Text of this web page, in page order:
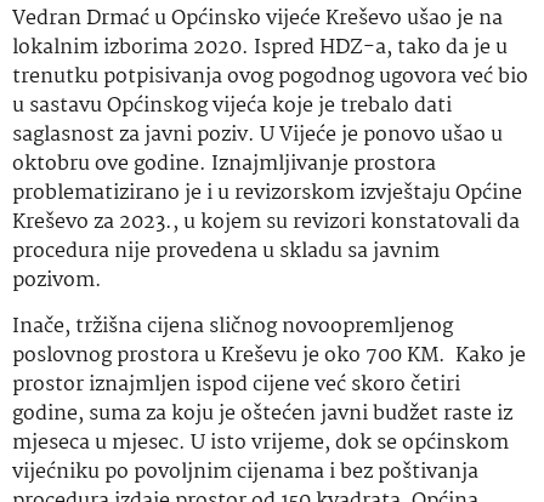
Vedran Drmać u Općinsko vijeće Kreševo ušao je na
lokalnim izborima 2020. Ispred HDZ-a, tako da je u
trenutku potpisivanja ovog pogodnog ugovora već bio
u sastavu Općinskog vijeća koje je trebalo dati
saglasnost za javni poziv. U Vijeće je ponovo ušao u
oktobru ove godine. Iznajmljivanje prostora
problematizirano je i u revizorskom izvještaju Općine
Kreševo za 2023., u kojem su revizori konstatovali da
procedura nije provedena u skladu sa javnim
pozivom.
Inače, tržišna cijena sličnog novoopremljenog
poslovnog prostora u Kreševu je oko 700 KM. Kako je
prostor iznajmljen ispod cijene već skoro četiri
godine, suma za koju je oštećen javni budžet raste iz
mjeseca u mjesec. U isto vrijeme, dok se općinskom
vijećniku po povoljnim cijenama i bez poštivanja